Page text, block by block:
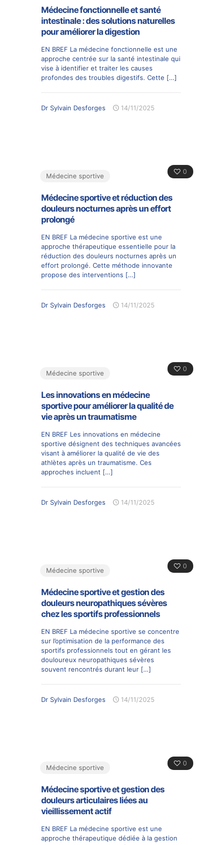
Médecine fonctionnelle et santé
intestinale : des solutions naturelles
pour améliorer la digestion
EN BREF La médecine fonctionnelle est une
approche centrée sur la santé intestinale qui
vise à identifier et traiter les causes
profondes des troubles digestifs. Cette […]
Dr Sylvain Desforges 14/11/2025
0
Médecine sportive
Médecine sportive et réduction des
douleurs nocturnes après un effort
prolongé
EN BREF La médecine sportive est une
approche thérapeutique essentielle pour la
réduction des douleurs nocturnes après un
effort prolongé. Cette méthode innovante
propose des interventions […]
Dr Sylvain Desforges 14/11/2025
0
Médecine sportive
Les innovations en médecine
sportive pour améliorer la qualité de
vie après un traumatisme
EN BREF Les innovations en médecine
sportive désignent des techniques avancées
visant à améliorer la qualité de vie des
athlètes après un traumatisme. Ces
approches incluent […]
Dr Sylvain Desforges 14/11/2025
0
Médecine sportive
Médecine sportive et gestion des
douleurs neuropathiques sévères
chez les sportifs professionnels
EN BREF La médecine sportive se concentre
sur l’optimisation de la performance des
sportifs professionnels tout en gérant les
douloureux neuropathiques sévères
souvent rencontrés durant leur […]
Dr Sylvain Desforges 14/11/2025
0
Médecine sportive
Médecine sportive et gestion des
douleurs articulaires liées au
vieillissement actif
EN BREF La médecine sportive est une
approche thérapeutique dédiée à la gestion